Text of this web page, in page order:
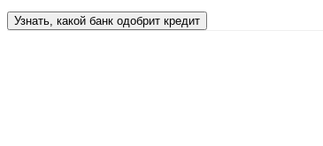
Узнать, какой банк одобрит кредит